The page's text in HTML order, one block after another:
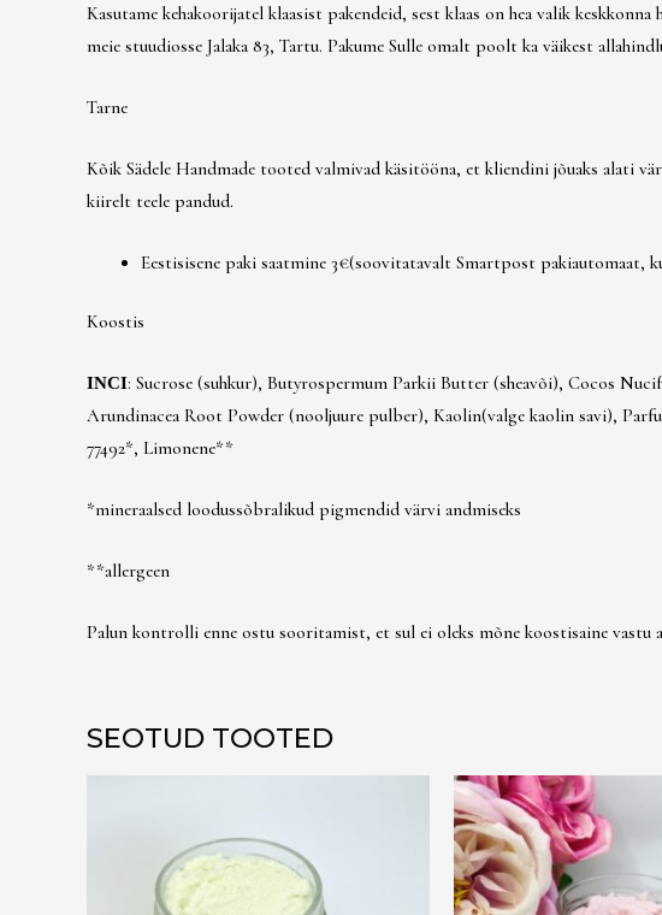
Kasutame kehakoorijatel klaasist pakendeid, sest klaas on hea valik
meie stuudiosse Jalaka 83, Tartu. Pakume Sulle omalt poolt ka väikest
Tarne
Kõik Sädele Handmade tooted valmivad käsitööna, et kliendini jõuaks alati
kiirelt teele pandud.
Eestisisene paki saatmine 3€(soovitatavalt Smartpost pakiautomaat,
Koostis
INCI: Sucrose (suhkur), Butyrospermum Parkii Butter (sheavõi), Cocos
Arundinacea Root Powder (nooljuure pulber), Kaolin(valge kaolin savi),
77492*, Limonene**
*mineraalsed loodussõbralikud pigmendid värvi andmiseks
**allergeen
Palun kontrolli enne ostu sooritamist, et sul ei oleks mõne koostisaine vastu
SEOTUD TOOTED